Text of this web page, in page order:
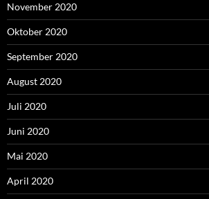
November 2020
Oktober 2020
September 2020
August 2020
Juli 2020
Juni 2020
Mai 2020
April 2020